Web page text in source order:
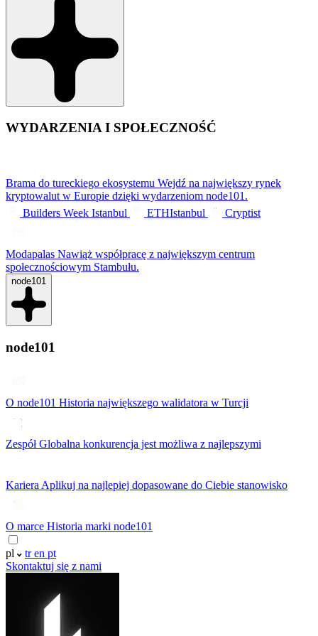
WYDARZENIA I SPOŁECZNOŚĆ
Brama do tureckiego ekosystemu Wejdź na największy rynek
kryptowalut w Europie dzięki wydarzeniom node101.
Builders Week Istanbul
ETHIstanbul Cryptist
Modapalas Nawiąż współpracę z największym centrum
społecznościowym Stambułu.
node101
node101
O node101 Historia największego walidatora w Turcji
ZespółGlobalna konkurencja jest możliwa z najlepszymi
Kariera Aplikuj na najlepiej dopasowane do Ciebie stanowisko
O marce Historia marki node101
pl tren pt
Skontaktuj się z nami